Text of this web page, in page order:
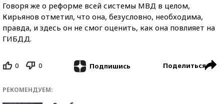
Говоря же о реформе всей системы МВД в целом,
Кирьянов отметил, что она, безусловно, необходима,
правда, и здесь он не смог оценить, как она повлияет на
ГИБДД.
0 0 Подпишись Поделиться
РЕКОМЕНДУЕМ: